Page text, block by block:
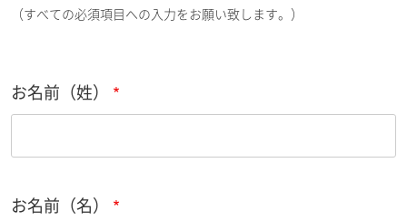
（すべての必須項目への入力をお願い致します。）
お名前（姓）
お名前（名）